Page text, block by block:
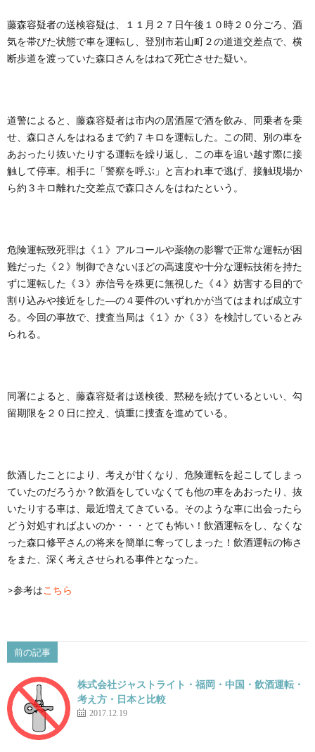
藤森容疑者の送検容疑は、１１月２７日午後１０時２０分ごろ、酒
気を帯びた状態で車を運転し、登別市若山町２の道道交差点で、横
断歩道を渡っていた森口さんをはねて死亡させた疑い。
道警によると、藤森容疑者は市内の居酒屋で酒を飲み、同乗者を乗
せ、森口さんをはねるまで約７キロを運転した。この間、別の車を
あおったり抜いたりする運転を繰り返し、この車を追い越す際に接
触して停車。相手に「警察を呼ぶ」と言われ車で逃げ、接触現場か
ら約３キロ離れた交差点で森口さんをはねたという。
危険運転致死罪は《１》アルコールや薬物の影響で正常な運転が困
難だった《２》制御できないほどの高速度や十分な運転技術を持た
ずに運転した《３》赤信号を殊更に無視した《４》妨害する目的で
割り込みや接近をした―の４要件のいずれかが当てはまれば成立す
る。今回の事故で、捜査当局は《１》か《３》を検討しているとみ
られる。
同署によると、藤森容疑者は送検後、黙秘を続けているといい、勾
留期限を２０日に控え、慎重に捜査を進めている。
飲酒したことにより、考えが甘くなり、危険運転を起こしてしまっ
ていたのだろうか？飲酒をしていなくても他の車をあおったり、抜
いたりする車は、最近増えてきている。そのような車に出会ったら
どう対処すればよいのか・・・とても怖い！飲酒運転をし、なくな
った森口修平さんの将来を簡単に奪ってしまった！飲酒運転の怖さ
をまた、深く考えさせられる事件となった。
>参考はこちら
前の記事
株式会社ジャストライト・福岡・中国・飲酒運転・
考え方・日本と比較
2017.12.19